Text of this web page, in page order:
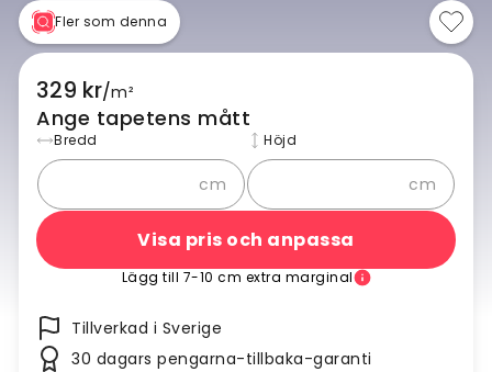
Fler som denna
329 kr/m²
Ange tapetens mått
Bredd
cm
Höjd
cm
Visa pris och anpassa
Lägg till 7-10 cm extra marginal
Tillverkad i Sverige
30 dagars pengarna-tillbaka-garanti